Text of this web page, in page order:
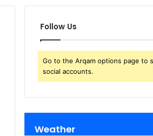
Article
Follow Us
Go to the Arqam options page to
social accounts.
Weather